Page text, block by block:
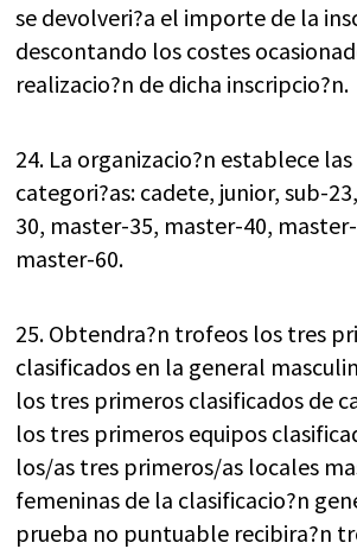
se devolveri?a el importe de la
descontando los costes
realizacio?n de dicha inscripcio?n.
24. La organizacio?n establece
categori?as: cadete, junior, sub-
30, master-35, master-40,
master-60.
25. Obtendra?n trofeos los tres
clasificados en la general
los tres primeros clasificados de
los tres primeros equipos
los/as tres primeros/as locales
femeninas de la clasificacio?n
prueba no puntuable recibira?n